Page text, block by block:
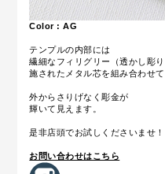
Color : AG
テンプルの内部には
繊細なフィリグリー（透かし彫
施されたメタル芯を組み合わせて
外からさりげなく彫金が
輝いて見えます。
是非店頭でお試しくださいませ！
お問い合わせはこちら